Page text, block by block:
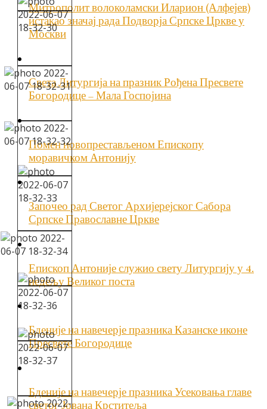
Митрополит волоколамски Иларион (Алфејев)
истакао значај рада Подворја Српске Цркве у
Москви
Света Литургија на празник Рођена Пресвете
Богородице – Мала Госпојина
Помен новопрестављеном Епископу
моравичком Антонију
Започео рад Светог Архијерејског Сабора
Српске Православне Цркве
Епископ Антоније служио свету Литургију у 4.
недељу Великог поста
Бденије на навечерје празника Казанске иконе
Пресвете Богородице
Бденије на навечерје празника Усековања главе
светог Јована Крститеља